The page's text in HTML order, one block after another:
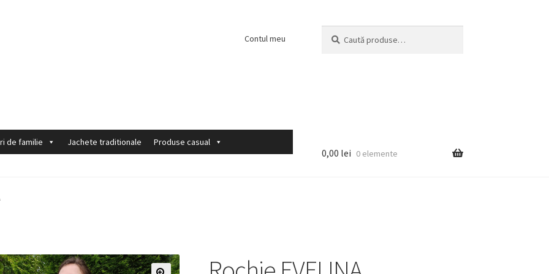
Contul meu
după:
de familie Jachete traditionale Produse casual
0,00 lei 0 elemente